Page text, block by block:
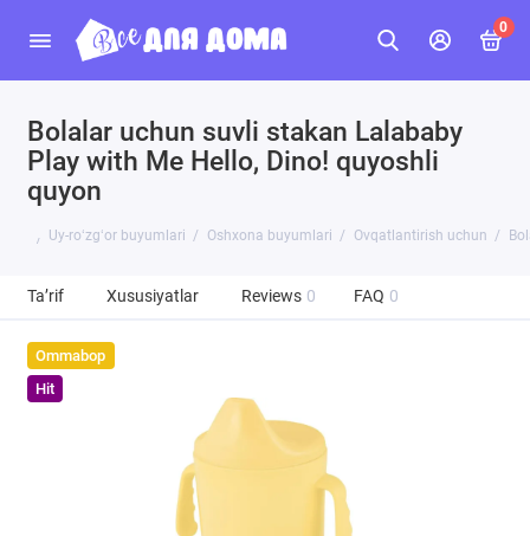
0
Bolalar uchun suvli stakan Lalababy
Play with Me Hello, Dino! quyoshli
quyon
Uy-roʻzgʻor buyumlari Oshxona buyumlari Ovqatlantirish uchun
Ta’rif Xususiyatlar Reviews 0 FAQ 0
Ommabop
Hit